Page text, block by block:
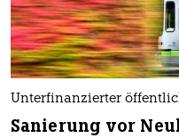
Unterfinanzierter
Sanierung vor